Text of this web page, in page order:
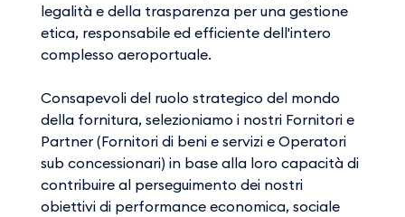
legalità e della trasparenza per una gestione
etica, responsabile ed efficiente dell'intero
complesso aeroportuale.
Consapevoli del ruolo strategico del mondo
della fornitura, selezioniamo i nostri Fornitori e
Partner (Fornitori di beni e servizi e Operatori
sub concessionari) in base alla loro capacità di
contribuire al perseguimento dei nostri
obiettivi di performance economica, sociale